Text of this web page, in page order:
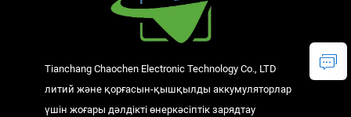
Tianchang Chaochen Electronic Technology Co., LTD
литий және қорғасын-қышқылды аккумуляторлар
үшін жоғары дәлдікті өнеркәсіптік зарядтау